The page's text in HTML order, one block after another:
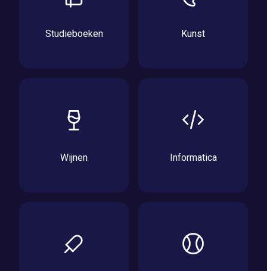
Studieboeken Kunst
Wijnen Informatica